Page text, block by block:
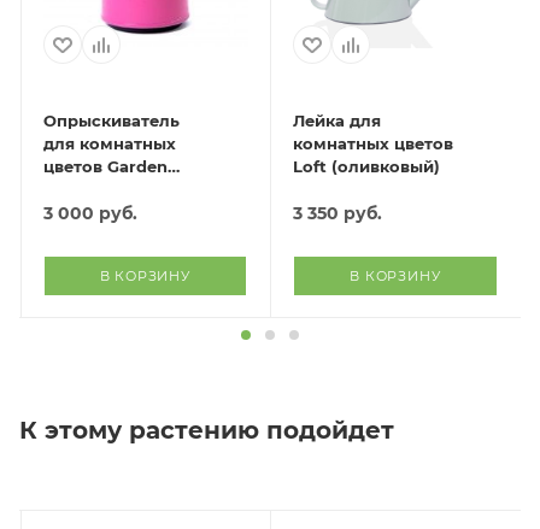
Опрыскиватель
для комнатных
цветов Garden
3 000 руб.
В КОРЗИНУ
Лейка для
комнатных цветов
Loft (оливковый)
3 350 руб.
В КОРЗИНУ
К этому растению подойдет